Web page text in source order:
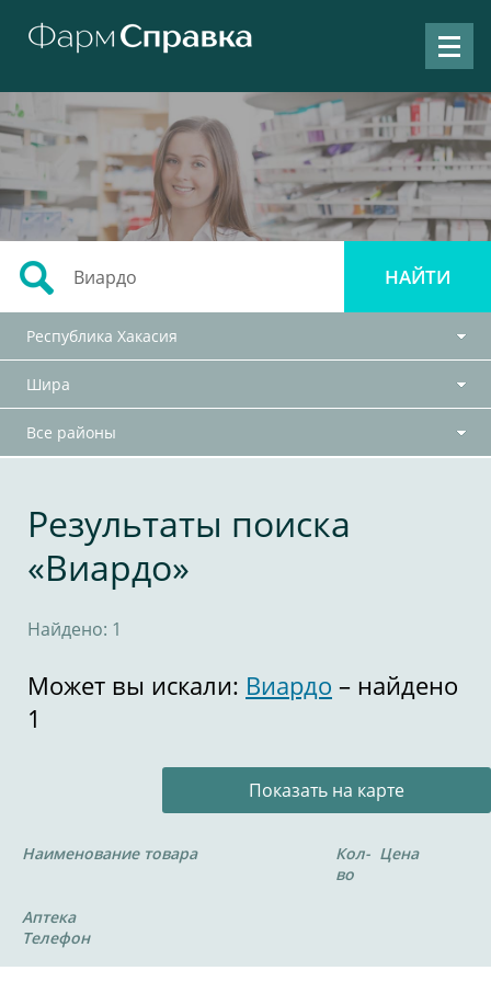
Республика Хакасия
Шира
Все районы
Результаты поиска
«Виардо»
Найдено: 1
Может вы искали: Виардо – найдено
1
Показать на карте
Наименование товара
Кол-
во
Цена
Аптека
Телефон